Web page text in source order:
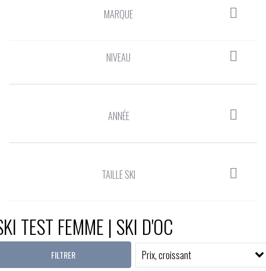
MARQUE 
NIVEAU 
ANNÉE 
TAILLE SKI 
TEST FEMME | SKI D'OC
FILTRER Prix, croissant